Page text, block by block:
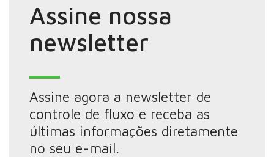
Assine nossa
newsletter
Assine agora a newsletter de
controle de fluxo e receba as
últimas informações diretamente
no seu e-mail.